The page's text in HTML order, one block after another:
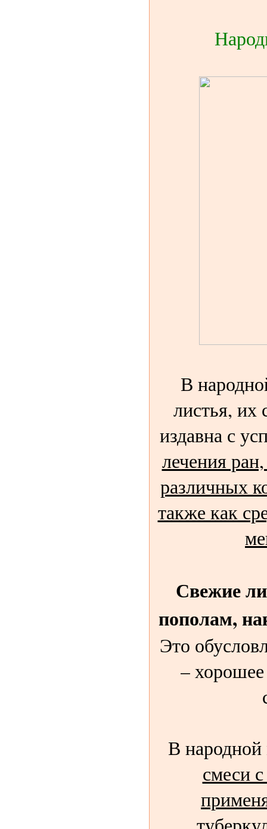
В
листья, их
издавна с
лечения
различных
также как
Свежие
пополам,
Это
–
В
смеси